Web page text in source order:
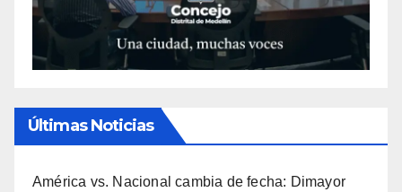
Últimas Noticias
América vs. Nacional cambia de fecha: Dimayor